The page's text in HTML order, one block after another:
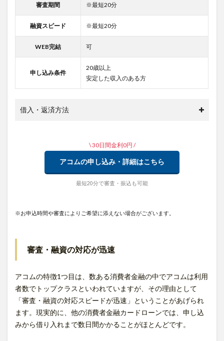
審査期間 ※最短20分
融資スピード ※最短20分
WEB完結 可
申し込み条件
20歳以上
安定した収入のある方
借入・返済方法
\ 30日間金利0円 /
アコムの申し込み・詳細はこちら
最短20分で審査・振込も可能
※お申込時間や審査によりご希望に添えない場合がございます。
審査・融資の対応が迅速
アコムの特徴1つ目は、数ある消費者金融の中でアコムは利用
者数でトップクラスといわれていますが、その理由として
「審査・融資の対応スピードが迅速」ということがあげられ
ます。現実的に、他の消費者金融カードローンでは、申し込
みから借り入れまで数日間かかることがほとんどです。